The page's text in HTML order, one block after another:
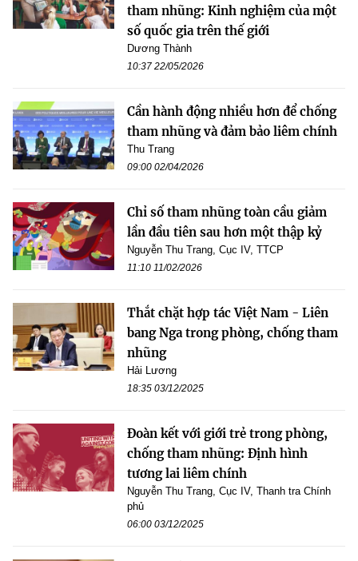
tham nhũng: Kinh nghiệm của một
số quốc gia trên thế giới
Dương Thành
10:37 22/05/2026
Cần hành động nhiều hơn để chống
tham nhũng và đảm bảo liêm chính
Thu Trang
09:00 02/04/2026
Chỉ số tham nhũng toàn cầu giảm
lần đầu tiên sau hơn một thập kỷ
Nguyễn Thu Trang, Cục IV, TTCP
11:10 11/02/2026
Thắt chặt hợp tác Việt Nam - Liên
bang Nga trong phòng, chống tham
nhũng
Hải Lương
18:35 03/12/2025
Đoàn kết với giới trẻ trong phòng,
chống tham nhũng: Định hình
tương lai liêm chính
Nguyễn Thu Trang, Cục IV, Thanh tra Chính
phủ
06:00 03/12/2025